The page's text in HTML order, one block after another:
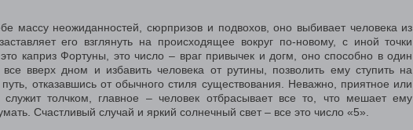
массу неожиданностей, сюрпризов и подвохов, оно выбивает человека из
его взглянуть на происходящее вокруг по-новому, с иной точки
каприз Фортуны, это число – враг привычек и догм, оно способно в один
вверх дном и избавить человека от рутины, позволить ему ступить на
отказавшись от обычного стиля существования. Неважно, приятное или
служит толчком, главное – человек отбрасывает все то, что мешает ему
Счастливый случай и яркий солнечный свет – все это число «5».